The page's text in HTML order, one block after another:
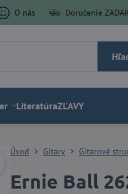
O nás Doručenie
LiteratúraZĽAVY
Úvod Gitary Gitarové
Ernie Ball